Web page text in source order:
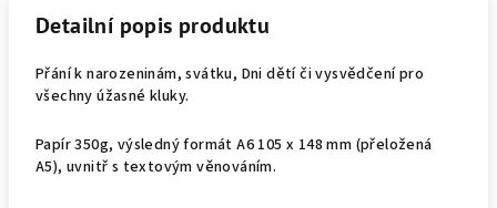
Detailní popis produktu
Přání k narozeninám, svátku, Dni dětí či vysvědčení pro
všechny úžasné kluky.
Papír 350g, výsledný formát A6 105 x 148 mm (přeložená
A5), uvnitř s textovým věnováním.